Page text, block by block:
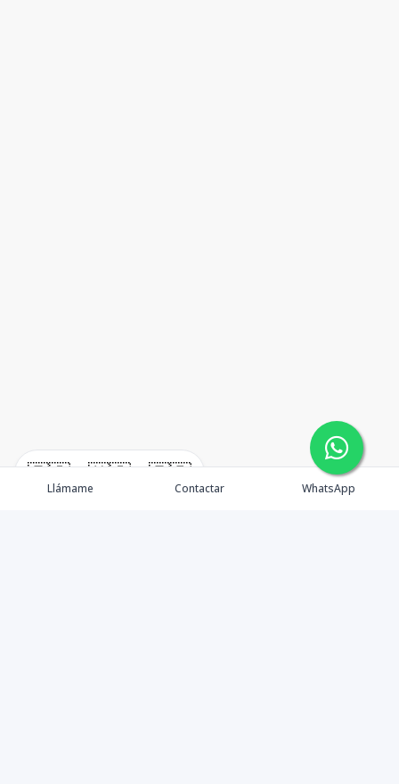
🇪🇸 🇺🇸 🇫🇷
Llámame Contactar WhatsApp